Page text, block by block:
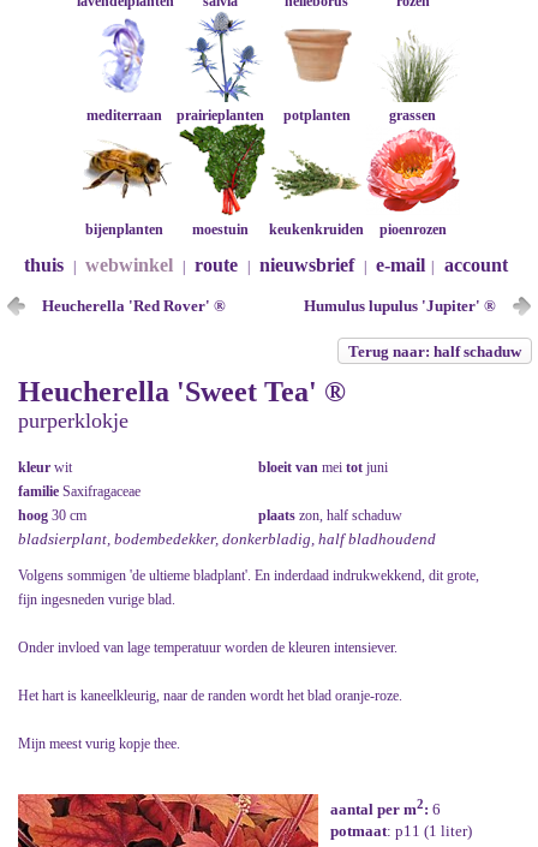
mediterraan prairieplanten potplanten grassen
bijenplanten moestuin keukenkruiden pioenrozen
thuis webwinkel route nieuwsbrief e-mail account
Heucherella 'Red Rover' ® Humulus lupulus 'Jupiter' ®
Terug naar: half schaduw
Heucherella 'Sweet Tea' ®
purperklokje
kleur wit bloeit van mei tot juni
familie Saxifragaceae
hoog 30 cm plaats zon, half schaduw
bladsierplant, bodembedekker, donkerbladig, half bladhoudend
Volgens sommigen 'de ultieme bladplant'. En inderdaad indrukwekkend, dit grote,
fijn ingesneden vurige blad.
Onder invloed van lage temperatuur worden de kleuren intensiever.
Het hart is kaneelkleurig, naar de randen wordt het blad oranje-roze.
Mijn meest vurig kopje thee.
aantal per m2: 6
potmaat: p11 (1 liter)